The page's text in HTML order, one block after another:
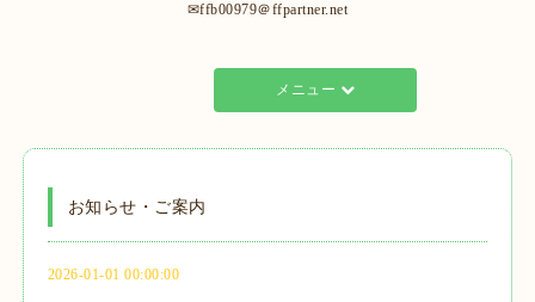
✉ffb00979＠ffpartner.net
メニュー
お知らせ・ご案内
2026-01-01 00:00:00